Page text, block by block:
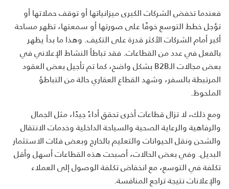
فعندما تخفض الشركات الكبرى ميزانياتها أو توقف حملاتها أو
تؤجل خطط التوسع خوفًا على صورتها أو سمعتها، تظهر مساحة
أكبر أمام الشركات الأكثر قدرة على التكيف. وهذا ما بدأ يظهر
بالفعل في عدد من القطاعات. فقد تباطأ النشاط الإعلاني في
بعض مجالات الـB2B بشكل واضح، كما تم تأجيل بعض العقود
المرتبطة بالسفر، وشهد القطاع العقاري حالة من التباطؤ
الملحوظ.
ومع ذلك، لا تزال قطاعات أخرى تحقق أداءً جيدًا، مثل الجمال
والرفاهية والرعاية الصحية والسياحة الداخلية وخدمات الانتقال
والشحن ونقل الحيوانات والتعليم بالخارج وبعض فئات الاستثمار
البديل. وفي بعض الحالات، أصبحت هذه القطاعات أسهل وأقل
تكلفة في التوسع، مع انخفاض تكلفة الوصول إلى العملاء
والإعلانات نتيجة تراجع المنافسة.